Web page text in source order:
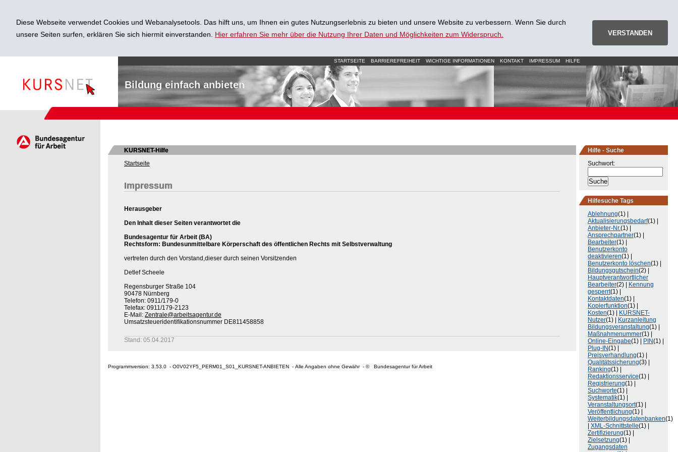
Diese Webseite verwendet Cookies und Webanalysetools. Das hilft uns, um Ihnen ein gutes Nutzungserlebnis zu bieten und unsere Website zu verbessern. Wenn Sie durch
unsere Seiten surfen, erklären Sie sich hiermit einverstanden. Hier erfahren Sie mehr über die Nutzung Ihrer Daten und Möglichkeiten zum Widerspruch. VERSTANDEN
STARTSEITE BARRIEREFREIHEIT WICHTIGE INFORMATIONEN KONTAKT IMPRESSUM HILFE
Bildung einfach anbieten
Hilfe - Suche
Suchwort:
Hilfesuche Tags
Ablehnung(1) |
Aktualisierungsbedarf(1) |
Anbieter-Nr.(1) |
Ansprechpartner(1) |
Bearbeiter(1) |
Benutzerkonto
deaktivieren(1) |
Benutzerkonto löschen(1) |
Bildungsgutschein(2) |
Hauptverantwortlicher
Bearbeiter(2) |
Kennung
gesperrt(1) |
Kontaktdaten(1) |
Kopierfunktion(1) |
Kosten(1) |
KURSNET-
Nutzer(1) |
Kurzanleitung
Bildungsveranstaltung(1) |
Maßnahmenummer(1) |
Online-Eingabe(1) | PIN(1) |
Plug-IN(1) |
Preisverhandlung(1) |
Qualitätssicherung(3) |
Ranking(1) |
Redaktionsservice(1) |
Registrierung(1) |
Suchworte(1) |
Systematik(1) |
Veranstaltungsort(1) |
Veröffentlichung(1) |
Weiterbildungsdatenbanken(1)
XML-Schnittstelle(1) |
Zertifizierung(1) |
Zielsetzung(1) |
Zugangsdaten
KURSNET-Hilfe
Startseite
Impressum
Herausgeber
Den Inhalt dieser Seiten verantwortet die
Bundesagentur für Arbeit (BA)
Rechtsform: Bundesunmittelbare Körperschaft des öffentlichen Rechts mit Selbstverwaltung
vertreten durch den Vorstand,dieser durch seinen Vorsitzenden
Detlef Scheele
Regensburger Straße 104
90478 Nürnberg
Telefon: 0911/179-0
Telefax: 0911/179-2123
E-Mail: Zentrale@arbeitsagentur.de
Umsatzsteueridentifikationsnummer DE811458858
Stand: 05.04.2017
Programmversion: 3.53.0 - O0V02YF5_PERM01_S01_KURSNET-ANBIETEN - Alle Angaben ohne Gewähr - © Bundesagentur für Arbeit